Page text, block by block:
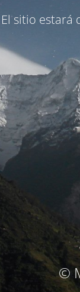
El sitio estará
©